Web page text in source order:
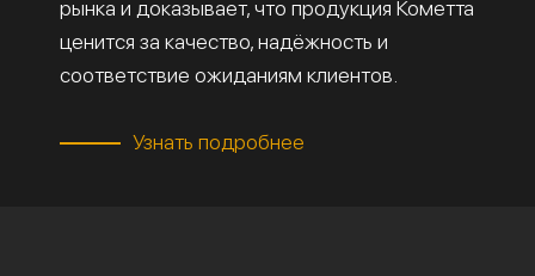
рынка и доказывает, что продукция Кометта
ценится за качество, надёжность и
соответствие ожиданиям клиентов.
Узнать подробнее